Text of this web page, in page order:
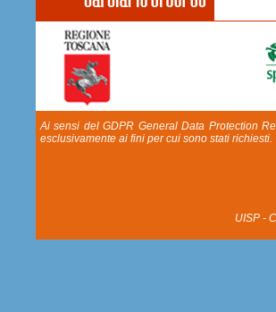
Ai sensi del GDPR General Data Protection
esclusivamente ai fini per cui sono stati richiesti.
UISP -